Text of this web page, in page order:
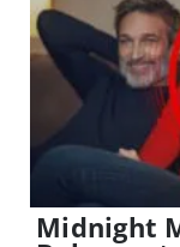
Midnight